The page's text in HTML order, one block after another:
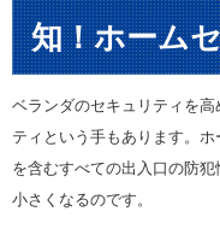
知！ホーム
ベランダのセキュリティを
ティという手もあります。
を含むすべての出入口の防
小さくなるのです。